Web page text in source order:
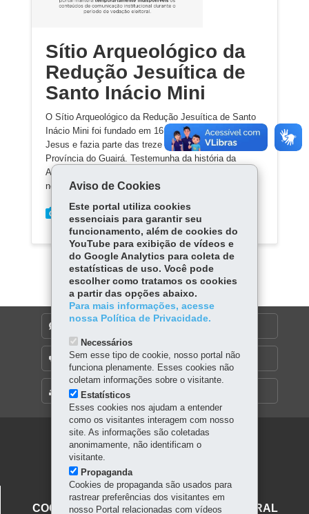
Sítio Arqueológico da
Redução Jesuítica de
Santo Inácio Mini
O Sítio Arqueológico da Redução Jesuítica de Santo
Inácio Mini foi fundado em 1610 pela Companhia de
Jesus e fazia parte das treze reduções na antiga
Província do Guairá. Testemunha da história da
América Meridional, representa a conquista europeia
nos territórios indígenas Guarani.
MAPA DO SITE
OUVIDORIA
Navegação
principal
SECRETARIA DA CULTURA
COORDENAÇÃO DO PATRIMÔNIO CULTURAL
Aviso de Cookies
Este portal utiliza cookies
essenciais para garantir seu
funcionamento, além de cookies do
YouTube para exibição de vídeos e
do Google Analytics para coleta de
estatísticas de uso. Você pode
escolher como tratamos os cookies
a partir das opções abaixo.
Para mais informações, acesse
nossa Política de Privacidade.
Necessários
Sem esse tipo de cookie, nosso portal não
funciona plenamente. Esses cookies não
coletam informações sobre o visitante.
Estatísticos
Esses cookies nos ajudam a entender
como os visitantes interagem com nosso
site. As informações são coletadas
anonimamente, não identificam o
visitante.
Propaganda
Cookies de propaganda são usados para
rastrear preferências dos visitantes em
nosso Portal relacionadas com vídeos